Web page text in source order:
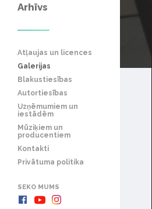
Arhīvs
Atļaujas un licences
Galerijas
Blakustiesības
Autortiesības
Uzņēmumiem un
iestādēm
Mūziķiem un
producentiem
Kontakti
Privātuma politika
SEKO MUMS